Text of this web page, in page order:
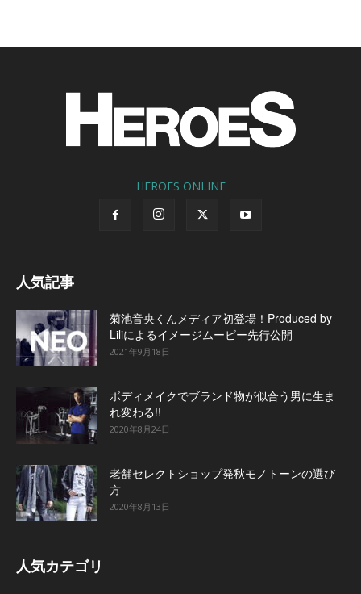
HEROES ONLINE
人気記事
菊池音央くんメディア初登場！Produced by
Liliによるイメージムービー先行公開
2021年9月18日
ボディメイクでブランド物が似合う男に生ま
れ変わる!!
2020年8月24日
老舗セレクトショップ発秋モノトーンの選び
方
2020年8月13日
人気カテゴリ